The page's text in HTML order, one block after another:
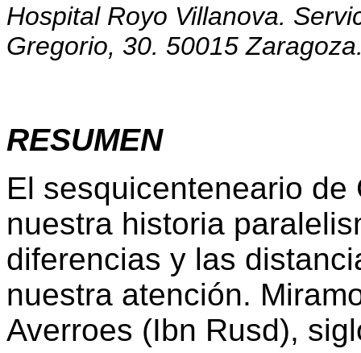
Hospital Royo Villanova.
Gregorio, 30. 50015
RESUMEN
El sesquicenteneario
nuestra historia
diferencias y las
nuestra atención.
Averroes (Ibn Rusd),